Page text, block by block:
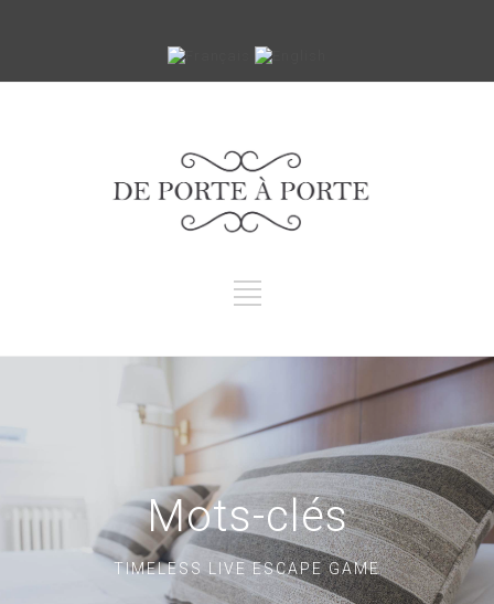
Mots-clés
TIMELESS LIVE ESCAPE GAME